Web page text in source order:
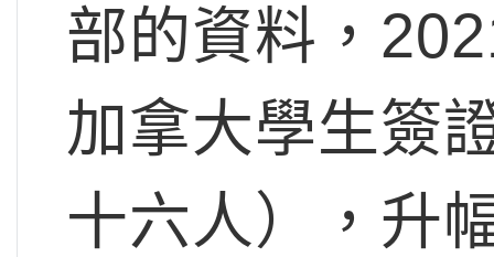
部的資料，
加拿大學生簽
十六人），升